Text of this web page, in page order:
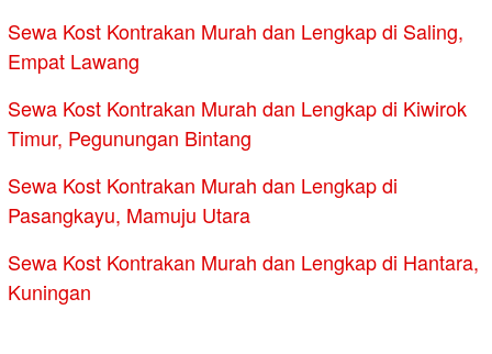
Sewa Kost Kontrakan Murah dan Lengkap di Saling,
Empat Lawang
Sewa Kost Kontrakan Murah dan Lengkap di Kiwirok
Timur, Pegunungan Bintang
Sewa Kost Kontrakan Murah dan Lengkap di
Pasangkayu, Mamuju Utara
Sewa Kost Kontrakan Murah dan Lengkap di Hantara,
Kuningan